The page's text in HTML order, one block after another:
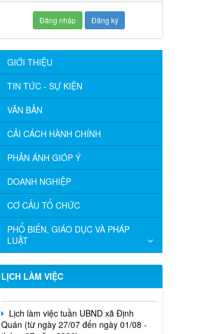
Đăng nhập Đăng ký
GIỚI THIỆU
TIN TỨC - SỰ KIỆN
VĂN BẢN
CẢI CÁCH HÀNH CHÍNH
PHẢN ÁNH GIÓP Ý
DOANH NGHIỆP
CƠ CẤU TỔ CHỨC
PHỔ BIẾN, GIÁO DỤC VÀ PHÁP
LUẬT
LỊCH LÀM VIỆC
Lịch làm việc tuần UBND xã Định
Quán (từ ngày 03/08 đến ngày 08/08 -
tháng 08 năm 2026).
Quán (từ ngày 27/07 đến ngày 01/08 -
tháng 07 năm 2026).